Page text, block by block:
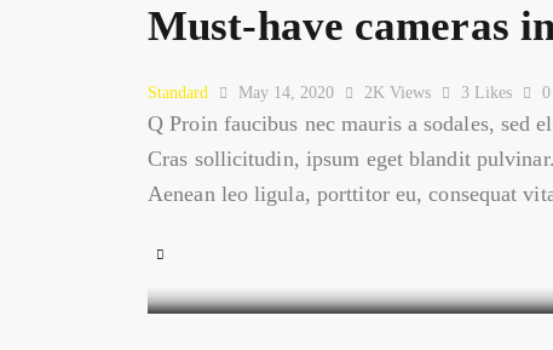
Must-have cameras
Standard May 14, 2020 2K Views 3 Likes 0
Q Proin faucibus nec mauris a sodales, sed
Cras sollicitudin, ipsum eget blandit
Aenean leo ligula, porttitor eu, consequat